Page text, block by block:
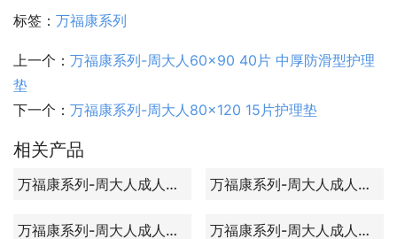
标签： 万福康系列
上一个： 万福康系列-周大人60×90 40片 中厚防滑型护理
垫
下一个： 万福康系列-周大人80×120 15片护理垫
相关产品
万福康系列-周大人成人拉拉裤 L18片 万福康系列-周大人成人纸尿片葫芦型 M30片
万福康系列-周大人成人纸尿裤 XL32片 万福康系列-周大人成人拉拉裤 M20片